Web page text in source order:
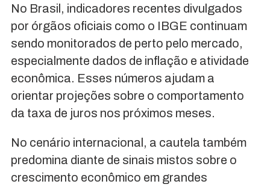
No Brasil, indicadores recentes divulgados
por órgãos oficiais como o IBGE continuam
sendo monitorados de perto pelo mercado,
especialmente dados de inflação e atividade
econômica. Esses números ajudam a
orientar projeções sobre o comportamento
da taxa de juros nos próximos meses.
No cenário internacional, a cautela também
predomina diante de sinais mistos sobre o
crescimento econômico em grandes